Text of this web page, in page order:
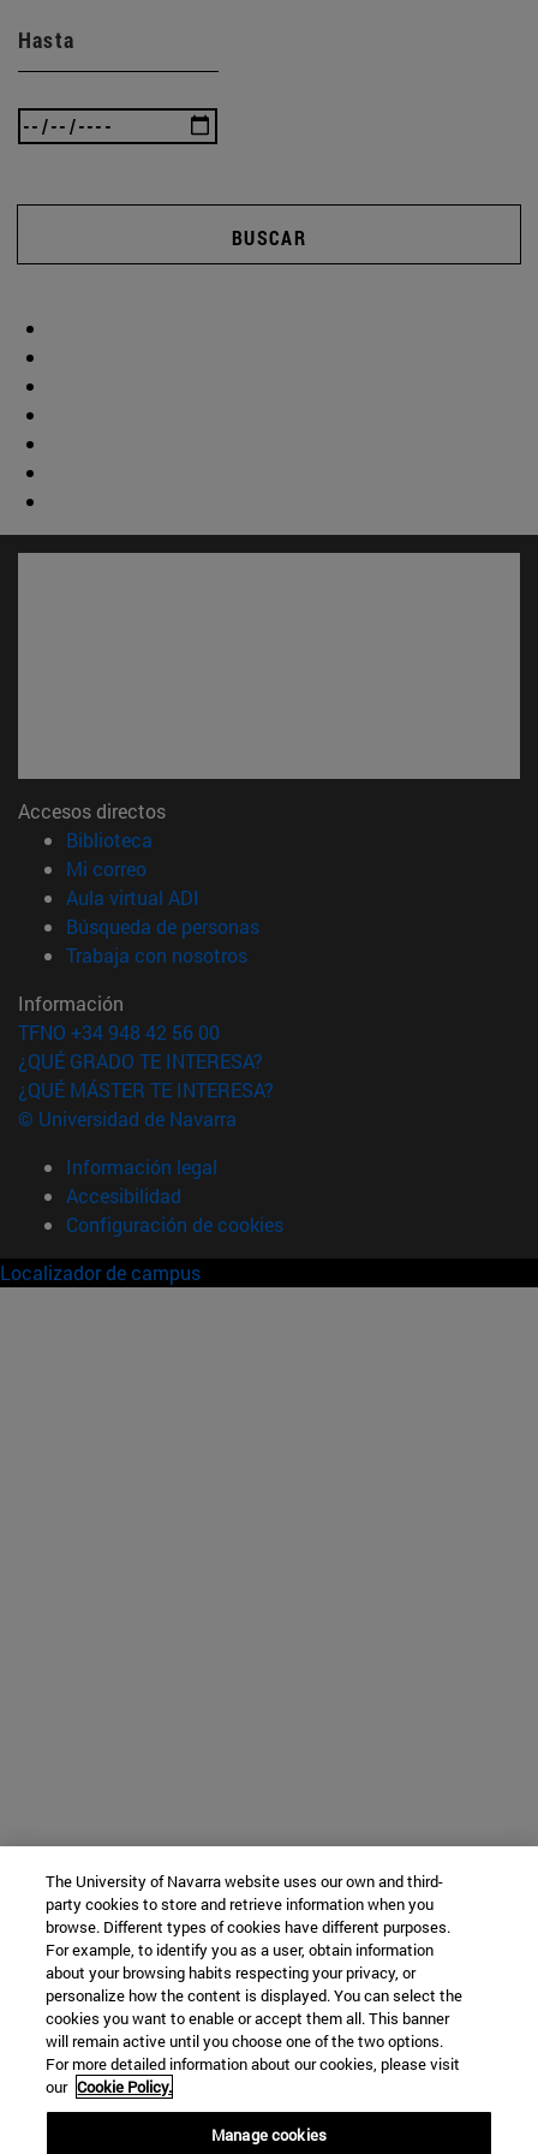
Hasta
BUSCAR
Accesos directos
Biblioteca
Mi correo(abre en nueva ventana)
Aula virtual ADI
Búsqueda de personas(abre en nueva ventana)
Trabaja con nosotros(abre en nueva ventana)
Información
TFNO +34 948 42 56 00
¿QUÉ GRADO TE INTERESA?
¿QUÉ MÁSTER TE INTERESA?
© Universidad de Navarra
Información legal
Accesibilidad
Configuración de cookies
Localizador de campus
The University of Navarra website uses our own and third-
party cookies to store and retrieve information when you
browse. Different types of cookies have different purposes.
For example, to identify you as a user, obtain information
about your browsing habits respecting your privacy, or
personalize how the content is displayed. You can select the
cookies you want to enable or accept them all. This banner
will remain active until you choose one of the two options.
For more detailed information about our cookies, please visit
our Cookie Policy.
Manage cookies